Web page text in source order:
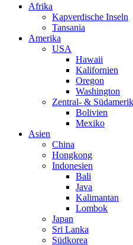
Afrika
Kapverdische Inseln
Tansania
Amerika
USA
Hawaii
Kalifornien
Oregon
Washington
Zentral- &
Bolivien
Mexiko
Asien
China
Hongkong
Indonesien
Bali
Java
Kalimantan
Lombok
Japan
Sri Lanka
Südkorea